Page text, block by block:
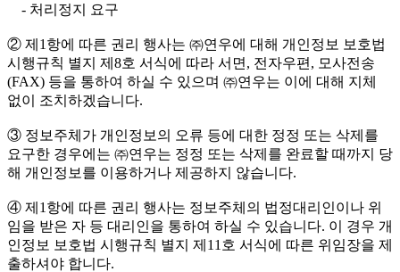
- 처리정지 요구
② 제1항에 따른 권리 행사는 ㈜연우에 대해 개인정보 보호법
시행규칙 별지 제8호 서식에 따라 서면, 전자우편, 모사전송
(FAX) 등을 통하여 하실 수 있으며 ㈜연우는 이에 대해 지체
없이 조치하겠습니다.
③ 정보주체가 개인정보의 오류 등에 대한 정정 또는 삭제를
요구한 경우에는 ㈜연우는 정정 또는 삭제를 완료할 때까지 당
해 개인정보를 이용하거나 제공하지 않습니다.
④ 제1항에 따른 권리 행사는 정보주체의 법정대리인이나 위
임을 받은 자 등 대리인을 통하여 하실 수 있습니다. 이 경우 개
인정보 보호법 시행규칙 별지 제11호 서식에 따른 위임장을 제
출하셔야 합니다.